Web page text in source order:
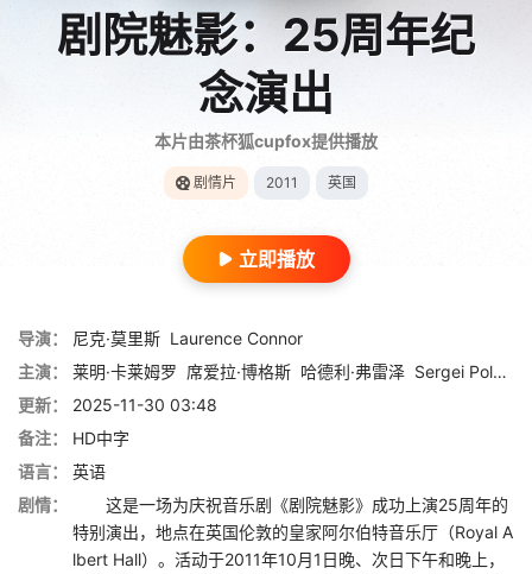
剧院魅影：25周年纪
念演出
本片由茶杯狐cupfox提供播放
剧情片 2011 英国
立即播放
导演： 尼克·莫里斯 Laurence Connor
主演：
莱明·卡莱姆罗 席爱拉·博格斯 哈德利·弗雷泽 Sergei Polunin
更新：
2025-11-30 03:48
备注：
HD中字
语言：
英语
剧情：
这是一场为庆祝音乐剧《剧院魅影》成功上演25周年的
特别演出，地点在英国伦敦的皇家阿尔伯特音乐厅（Royal A
lbert Hall）。活动于2011年10月1日晚、次日下午和晚上，